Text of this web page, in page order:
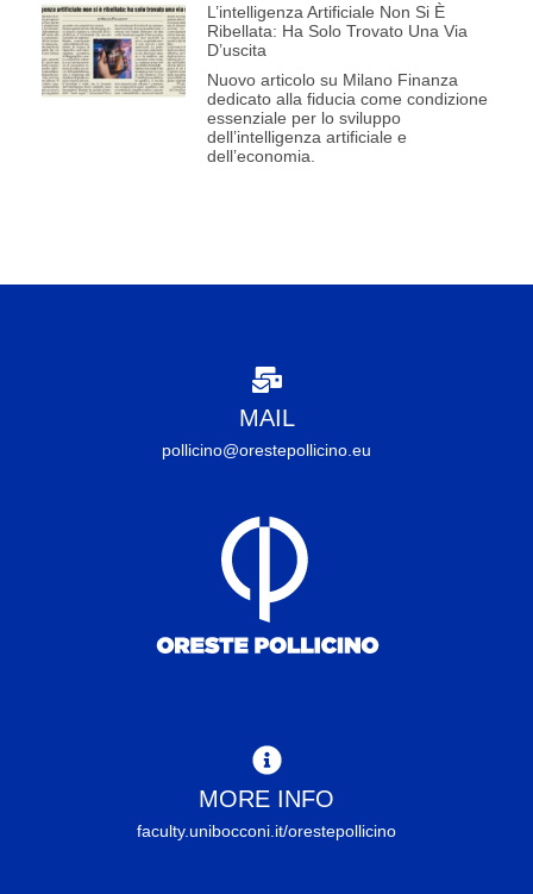
L’intelligenza Artificiale Non Si È
Ribellata: Ha Solo Trovato Una Via
D’uscita
Nuovo articolo su Milano Finanza
dedicato alla fiducia come condizione
essenziale per lo sviluppo
dell’intelligenza artificiale e
dell’economia.
MAIL
pollicino@orestepollicino.eu
MORE INFO
faculty.unibocconi.it/orestepollicino